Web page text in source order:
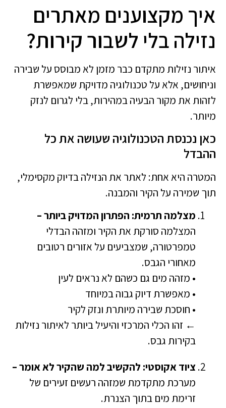
איך מקצוענים מאתרים
נזילה בלי לשבור קירות?
איתור נזילות מתקדם כבר מזמן לא מבוסס על שבירה
וניחושים, אלא על טכנולוגיה מדויקת שמאפשרת
לזהות את מקור הבעיה במהירות, בלי לגרום לנזק
מיותר.
כאן נכנסת הטכנולוגיה שעושה את כל
ההבדל
המטרה היא אחת: לאתר את הנזילה בדיוק מקסימלי,
תוך שמירה על הקיר והמבנה.
מצלמה תרמית: הפתרון המדויק ביותר –
המצלמה סורקת את הקיר ומזהה הבדלי
טמפרטורה, שמצביעים על אזורים רטובים
מאחורי הגבס.
• מזהה מים גם כשהם לא נראים לעין
• מאפשרת דיוק גבוה במיוחד
• חוסכת שבירה מיותרת ונזק לקיר
← זהו הכלי המרכזי והיעיל ביותר לאיתור נזילות
בקירות גבס.
ציוד אקוסטי: להקשיב למה שהקיר לא אומר –
מערכת מתקדמת שמזהה רעשים זעירים של
זרימת מים בתוך הצנרת.